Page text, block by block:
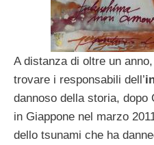
A distanza di oltre un
trovare i responsabili dell’
dannoso della storia, dopo
in Giappone nel marzo
dello tsunami che ha